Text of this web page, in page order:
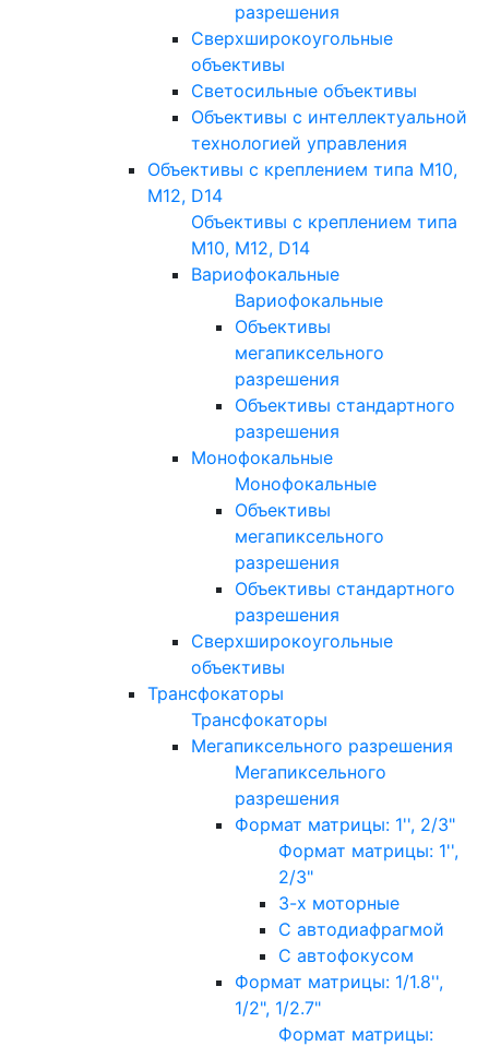
разрешения
Сверхширокоугольные
объективы
Светосильные объективы
Объективы с интеллектуальной
технологией управления
Объективы с креплением типа M10,
M12, D14
Объективы с креплением типа
M10, M12, D14
Вариофокальные
Вариофокальные
Объективы
мегапиксельного
разрешения
Объективы стандартного
разрешения
Монофокальные
Монофокальные
Объективы
мегапиксельного
разрешения
Объективы стандартного
разрешения
Сверхширокоугольные
объективы
Трансфокаторы
Трансфокаторы
Мегапиксельного разрешения
Мегапиксельного
разрешения
Формат матрицы: 1'', 2/3"
Формат матрицы: 1'',
2/3"
3-х моторные
С автодиафрагмой
С автофокусом
Формат матрицы: 1/1.8'',
1/2", 1/2.7"
Формат матрицы: